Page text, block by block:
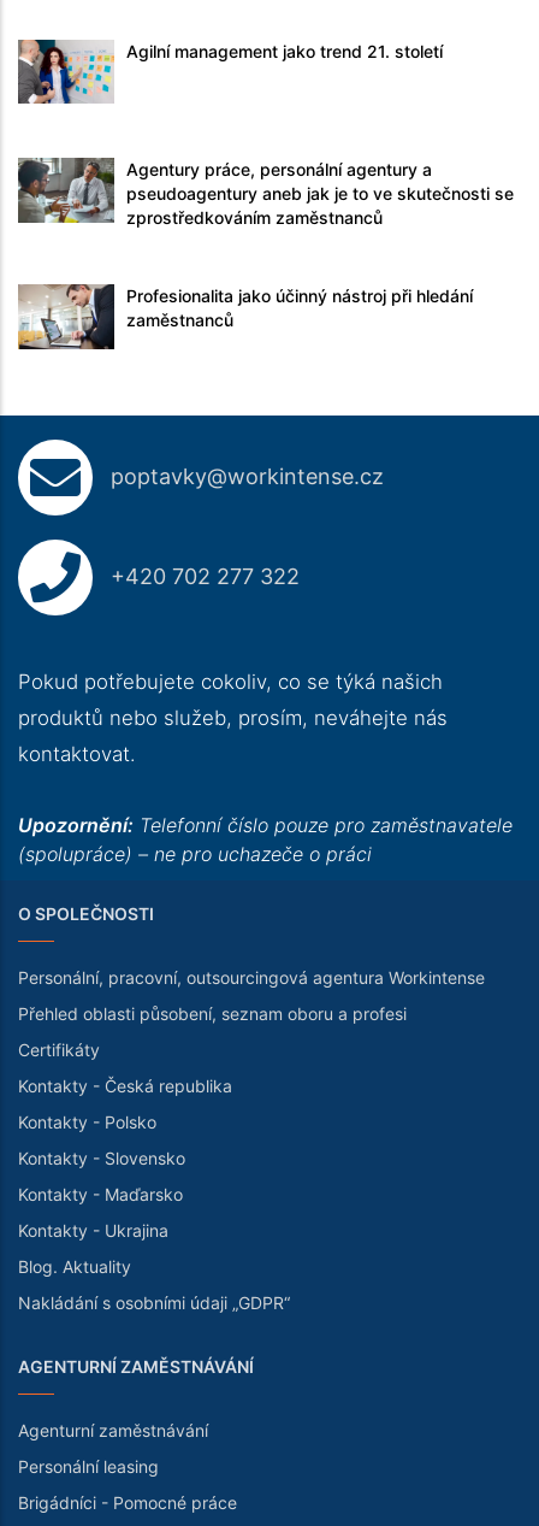
Agilní management jako trend 21. století
Agentury práce, personální agentury a
pseudoagentury aneb jak je to ve skutečnosti se
zprostředkováním zaměstnanců
Profesionalita jako účinný nástroj při hledání
zaměstnanců
poptavky@workintense.cz
+420 702 277 322
Pokud potřebujete cokoliv, co se týká našich
produktů nebo služeb, prosím, neváhejte nás
kontaktovat.
Upozornění: Telefonní číslo pouze pro zaměstnavatele
(spolupráce) – ne pro uchazeče o práci
O SPOLEČNOSTI
Personální, pracovní, outsourcingová agentura Workintense
Přehled oblasti působení, seznam oboru a profesi
Certifikáty
Kontakty - Česká republika
Kontakty - Polsko
Kontakty - Slovensko
Kontakty - Maďarsko
Kontakty - Ukrajina
Blog. Aktuality
Nakládání s osobními údaji „GDPR“
AGENTURNÍ ZAMĚSTNÁVÁNÍ
Agenturní zaměstnávání
Personální leasing
Brigádníci - Pomocné práce